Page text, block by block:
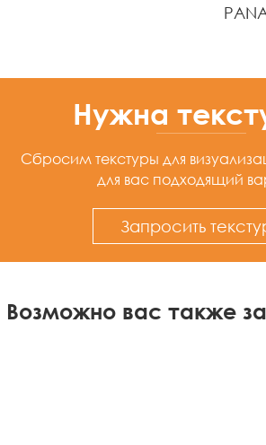
Нужна
Сбросим текстуры для
для вас подходящий
Запросить
Возможно вас также